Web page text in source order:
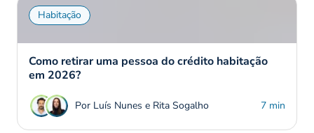
Habitação
Como retirar uma pessoa do crédito habitação
em 2026?
Por Luís Nunes e Rita Sogalho 7 min